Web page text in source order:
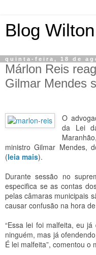
Blog
quinta-feira, 18 de
Márlon Reis
Gilmar Mendes
O
da Lei
ministro Gilmar Mendes,
(leia mais).
Durante sessão no
especifica se as contas
pelas câmaras municipais
causar confusão na hora
“Essa lei foi malfeita, eu
ninguém, mas já
É lei malfeita”, comentou o